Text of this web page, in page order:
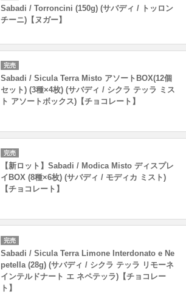
Sabadi / Torroncini (150g) (サバディ / トッロン
チーニ)【ヌガー】
完売
Sabadi / Sicula Terra Misto アソートBOX(12個
セット) (3種×4枚) (サバディ / シクラ テッラ ミス
ト アソートボックス)【チョコレート】
完売
【新ロット】Sabadi / Modica Misto ディスプレ
イBOX (8種×6枚) (サバディ / モディカ ミスト)
【チョコレート】
完売
Sabadi / Sicula Terra Limone Interdonato e Ne
petella (28g) (サバディ / シクラ テッラ リモーネ
インテルドナート エ ネペテッラ)【チョコレー
ト】